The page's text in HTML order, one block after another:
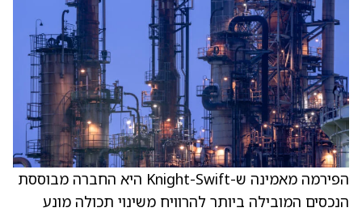
הפירמה מאמינה ש-Knight-Swift היא החברה מבוססת
הנכסים המובילה ביותר להרוויח משינוי תכולה מונע